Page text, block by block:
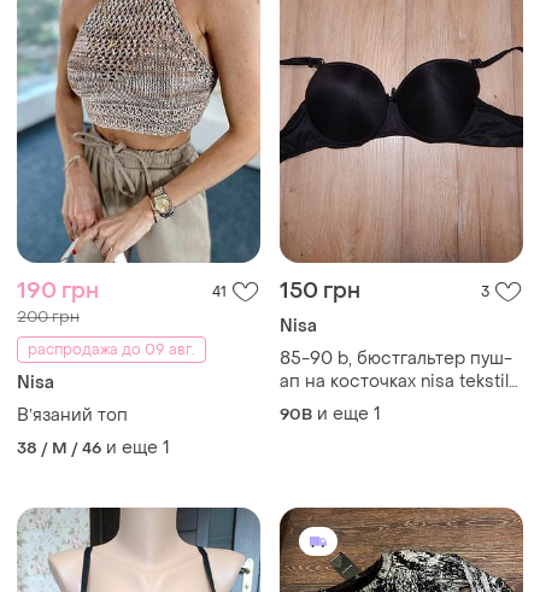
190 грн 41
200 грн
распродажа до 09 авг.
Nisa
Вʼязаний топ
38 / M / 46 и еще 1
150 грн 3
Nisa
85-90 b, бюстгальтер пуш-
ап на косточках nisa tekstil
туреченица
90B и еще 1